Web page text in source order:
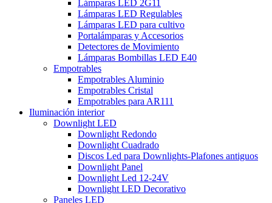
Lámparas LED 2G11
Lámparas LED Regulables
Lámparas LED para cultivo
Portalámparas y Accesorios
Detectores de Movimiento
Lámparas Bombillas LED E40
Empotrables
Empotrables Aluminio
Empotrables Cristal
Empotrables para AR111
Iluminación interior
Downlight LED
Downlight Redondo
Downlight Cuadrado
Discos Led para Downlights-Plafones antiguos
Downlight Panel
Downlight Led 12-24V
Downlight LED Decorativo
Paneles LED